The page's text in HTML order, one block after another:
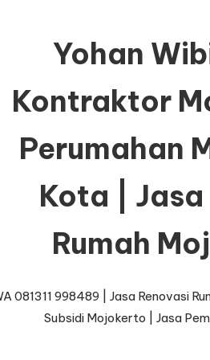
Yohan
Kontraktor
Perumahan
Kota | Jasa
Rumah
081311 998489 | Jasa Renovasi
Subsidi Mojokerto | Jasa